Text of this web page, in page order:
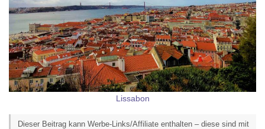
Lissabon
Dieser Beitrag kann Werbe-Links/Affiliate enthalten – diese sind mit